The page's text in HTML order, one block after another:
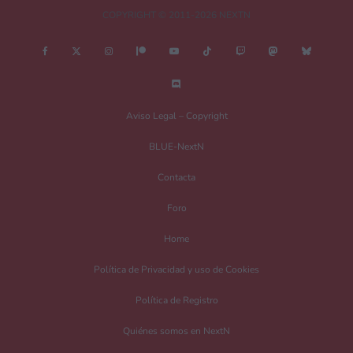
Guarda mi nombre, correo electrónico y web en este navegador para la
Recibir un correo electrónico con cada nueva entrada.
Aviso Legal – Copyright
BLUE-NextN
Contacta
Foro
Home
Política de Privacidad y uso de Cookies
Política de Registro
Quiénes somos en NextN